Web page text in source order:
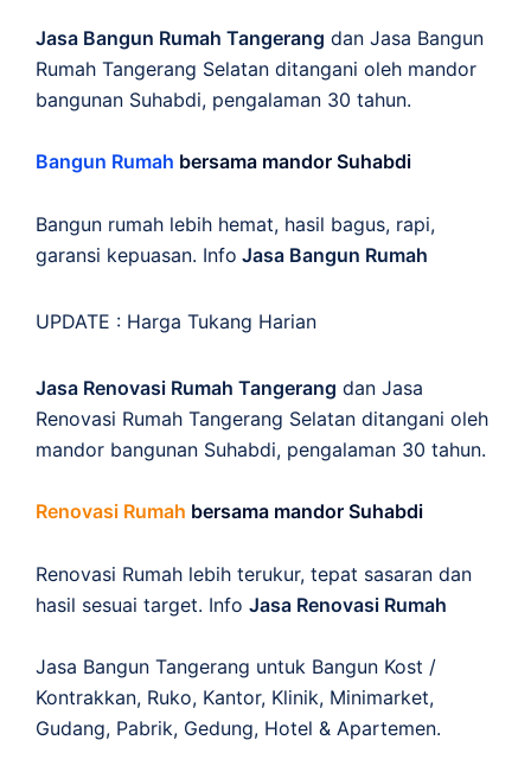
Jasa Bangun Rumah Tangerang dan Jasa Bangun
Rumah Tangerang Selatan ditangani oleh mandor
bangunan Suhabdi, pengalaman 30 tahun.
Bangun Rumah bersama mandor Suhabdi
Bangun rumah lebih hemat, hasil bagus, rapi,
garansi kepuasan. Info Jasa Bangun Rumah
UPDATE : Harga Tukang Harian
Jasa Renovasi Rumah Tangerang dan Jasa
Renovasi Rumah Tangerang Selatan ditangani oleh
mandor bangunan Suhabdi, pengalaman 30 tahun.
Renovasi Rumah bersama mandor Suhabdi
Renovasi Rumah lebih terukur, tepat sasaran dan
hasil sesuai target. Info Jasa Renovasi Rumah
Jasa Bangun Tangerang untuk Bangun Kost /
Kontrakkan, Ruko, Kantor, Klinik, Minimarket,
Gudang, Pabrik, Gedung, Hotel & Apartemen.